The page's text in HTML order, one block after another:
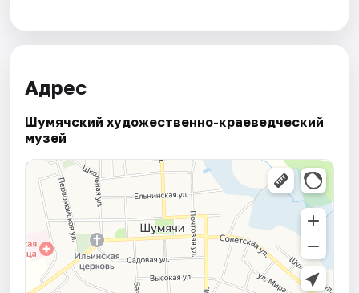
Адрес
Шумячский художественно-краеведческий
музей